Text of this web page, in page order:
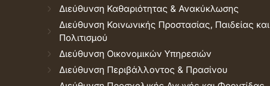
Διεύθυνση Καθαριότητας & Ανακύκλωσης
Διεύθυνση Κοινωνικής Προστασίας, Παιδείας και
Πολιτισμού
Διεύθυνση Οικονομικών Υπηρεσιών
Διεύθυνση Περιβάλλοντος & Πρασίνου